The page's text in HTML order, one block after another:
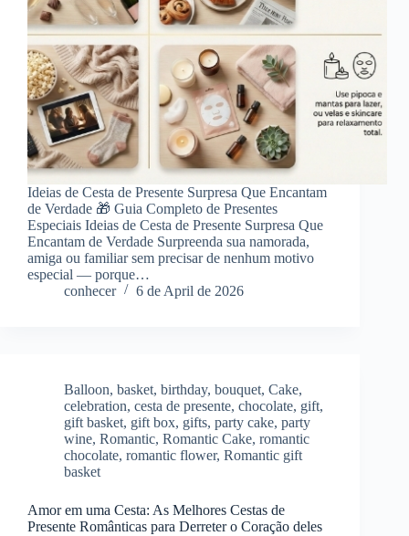
Ideias de Cesta de Presente Surpresa Que Encantam
de Verdade 🎁 Guia Completo de Presentes
Especiais Ideias de Cesta de Presente Surpresa Que
Encantam de Verdade Surpreenda sua namorada,
amiga ou familiar sem precisar de nenhum motivo
especial — porque…
conhecer
6 de April de 2026
Balloon, basket, birthday, bouquet, Cake,
celebration, cesta de presente, chocolate, gift,
gift basket, gift box, gifts, party cake, party
wine, Romantic, Romantic Cake, romantic
chocolate, romantic flower, Romantic gift
basket
Amor em uma Cesta: As Melhores Cestas de
Presente Românticas para Derreter o Coração deles